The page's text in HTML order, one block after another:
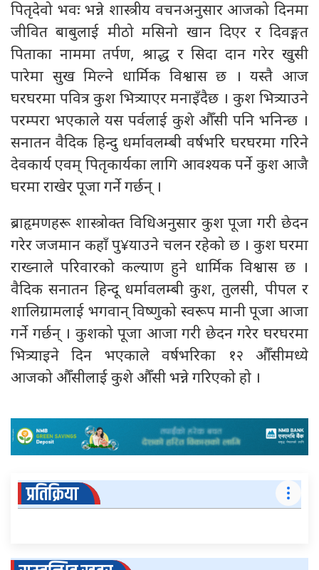
पितृदेवो भवः भन्ने शास्त्रीय वचनअनुसार आजको दिनमा
जीवित बाबुलाई मीठो मसिनो खान दिएर र दिवङ्गत
पिताका नाममा तर्पण, श्राद्ध र सिदा दान गरेर खुसी
पारेमा सुख मिल्ने धार्मिक विश्वास छ । यस्तै आज
घरघरमा पवित्र कुश भित्र्याएर मनाइँदैछ । कुश भित्र्याउने
परम्परा भएकाले यस पर्वलाई कुशे औँसी पनि भनिन्छ ।
सनातन वैदिक हिन्दु धर्मावलम्बी वर्षभरि घरघरमा गरिने
देवकार्य एवम् पितृकार्यका लागि आवश्यक पर्ने कुश आजै
घरमा राखेर पूजा गर्ने गर्छन् ।
ब्राहृमणहरू शास्त्रोक्त विधिअनुसार कुश पूजा गरी छेदन
गरेर जजमान कहाँ पु¥याउने चलन रहेको छ । कुश घरमा
राख्नाले परिवारको कल्याण हुने धार्मिक विश्वास छ ।
वैदिक सनातन हिन्दू धर्मावलम्बी कुश, तुलसी, पीपल र
शालिग्रामलाई भगवान् विष्णुको स्वरूप मानी पूजा आजा
गर्ने गर्छन् । कुशको पूजा आजा गरी छेदन गरेर घरघरमा
भित्र्याइने दिन भएकाले वर्षभरिका १२ औँसीमध्ये
आजको औँसीलाई कुशे औँसी भन्ने गरिएको हो ।
प्रतिक्रिया